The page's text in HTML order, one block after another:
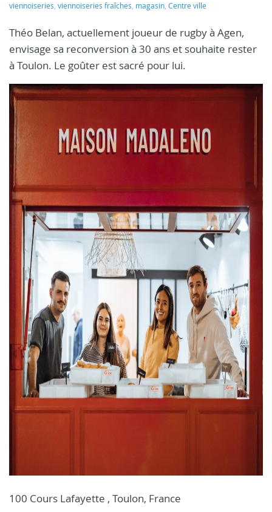
viennoiseries, viennoiseries fraîches, magasin, Centre ville
Théo Belan, actuellement joueur de rugby à Agen,
envisage sa reconversion à 30 ans et souhaite rester
à Toulon. Le goûter est sacré pour lui.
100 Cours Lafayette , Toulon, France